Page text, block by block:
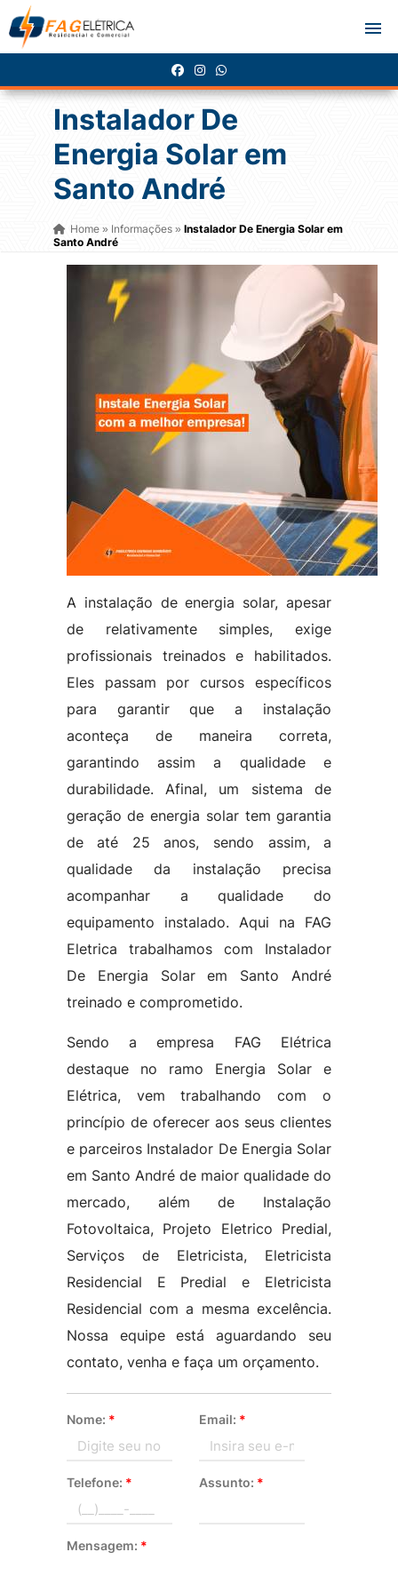
Instalador De
Energia Solar em
Santo André
Home» Informações » Instalador De Energia Solar em
Santo André
A instalação de energia solar, apesar
de relativamente simples, exige
profissionais treinados e habilitados.
Eles passam por cursos específicos
para garantir que a instalação
aconteça de maneira correta,
garantindo assim a qualidade e
durabilidade. Afinal, um sistema de
geração de energia solar tem garantia
de até 25 anos, sendo assim, a
qualidade da instalação precisa
acompanhar a qualidade do
equipamento instalado. Aqui na FAG
Eletrica trabalhamos com Instalador
De Energia Solar em Santo André
treinado e comprometido.
Sendo a empresa FAG Elétrica
destaque no ramo Energia Solar e
Elétrica, vem trabalhando com o
princípio de oferecer aos seus clientes
e parceiros Instalador De Energia Solar
em Santo André de maior qualidade do
mercado, além de Instalação
Fotovoltaica, Projeto Eletrico Predial,
Serviços de Eletricista, Eletricista
Residencial E Predial e Eletricista
Residencial com a mesma excelência.
Nossa equipe está aguardando seu
contato, venha e faça um orçamento.
Nome: * Email: *
Telefone: * Assunto: *
Mensagem: *